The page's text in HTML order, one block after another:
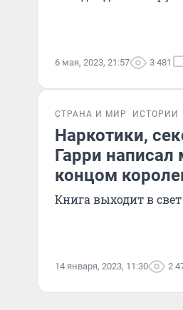
6 мая, 2023, 21:57 3 481
СТРАНА И МИР ИСТОРИИ
Наркотики,
Гарри
концом
Книга выходит в свет
14 января, 2023, 11:30 2